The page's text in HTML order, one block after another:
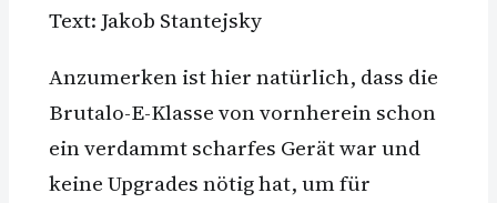
Text: Jakob Stantejsky
Anzumerken ist hier natürlich, dass die
Brutalo-E-Klasse von vornherein schon
ein verdammt scharfes Gerät war und
keine Upgrades nötig hat, um für